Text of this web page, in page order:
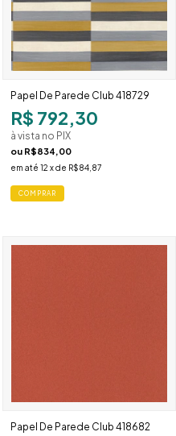
Papel De Parede Club 418729
R$ 792,30
à vista no PIX
ou R$834,00
em até 12 x de R$84,87
Papel De Parede Club 418682